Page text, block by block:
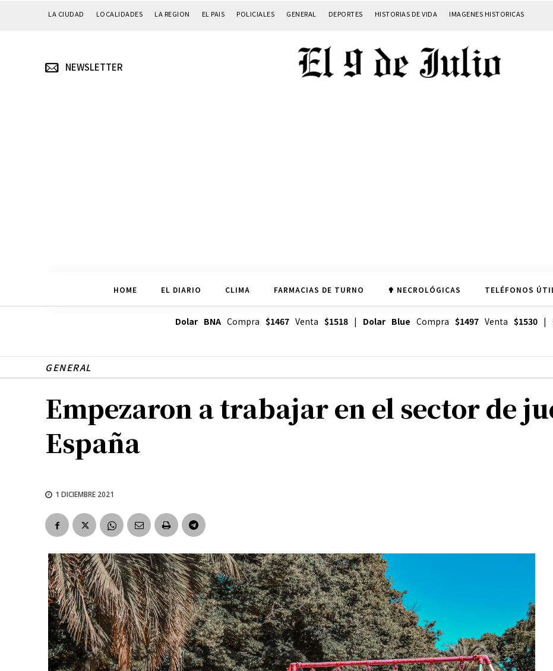
LA CIUDAD LOCALIDADES LA REGION EL PAIS POLICIALES GENERAL DEPORTES HISTORIAS DE VIDA IMAGENES HISTORICAS
NEWSLETTER
HOME EL DIARIO CLIMA FARMACIAS DE TURNO ✟ NECROLÓGICAS TELÉFONOS
Dolar BNACompra $1467Venta $1518| Dolar Blue Compra $1497Venta $1530|
GENERAL
Empezaron a trabajar en el sector de
España
1 DICIEMBRE 2021